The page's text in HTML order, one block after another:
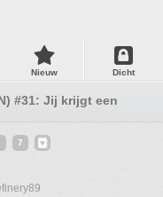
Nieuw Dicht
#31: Jij krijgt een biljart!
7